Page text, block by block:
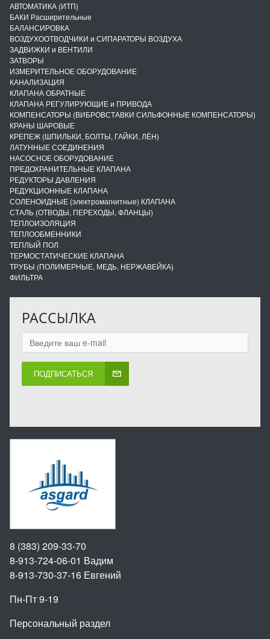
АВТОМАТИКА (ИТП)
БАКИ Расширительные
БАЛАНСИРОВКА
ВОЗДУХООТВОДЧИКИ и СИПАРАТОРЫ ВОЗДУХА
ЗАДВИЖКИ и ВЕНТИЛИ
ЗАТВОРЫ
ИЗМЕРИТЕЛЬНОЕ ОБОРУДОВАНИЕ
КАНАЛИЗАЦИЯ
КЛАПАНА ОБРАТНЫЕ
КЛАПАНА РЕГУЛИРУЮЩИЕ и ПРИВОДА
КОМПЕНСАТОРЫ (ВИБРОВСТАВКИ СИЛЬФОННЫЕ КОМПЕНСАТОРЫ)
КРАНЫ ШАРОВЫЕ
КРЕПЕЖ (ШПИЛЬКИ, БОЛТЫ, ГАЙКИ, ЛЁН)
ЛАТУННЫЕ СОЕДИНЕНИЯ
НАСОСНОЕ ОБОРУДОВАНИЕ
ПРЕДОХРАНИТЕЛЬНЫЕ КЛАПАНА
РЕДУКТОРЫ ДАВЛЕНИЯ
РЕДУКЦИОННЫЕ КЛАПАНА
СОЛЕНОИДНЫЕ (электромагнитные) КЛАПАНА
СТАЛЬ (ОТВОДЫ, ПЕРЕХОДЫ, ФЛАНЦЫ)
ТЕПЛОИЗОЛЯЦИЯ
ТЕПЛООБМЕННИКИ
ТЕПЛЫЙ ПОЛ
ТЕРМОСТАТИЧЕСКИЕ КЛАПАНА
ТРУБЫ (ПОЛИМЕРНЫЕ, МЕДЬ, НЕРЖАВЕЙКА)
ФИЛЬТРА
РАССЫЛКА
ПОДПИСАТЬСЯ
8 (383) 209-33-70
8-913-724-06-01 Вадим
8-913-730-37-16 Евгений
Пн-Пт 9-19
Персональный раздел